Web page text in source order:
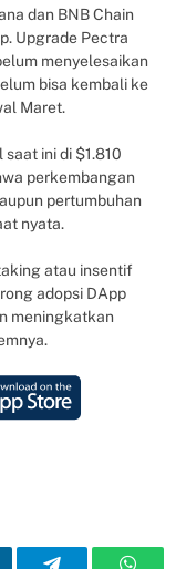
dan BNB Chain
Upgrade Pectra
menyelesaikan
bisa kembali ke
Maret.
ini di $1.810
perkembangan
pertumbuhan
nyata.
atau insentif
adopsi DApp
meningkatkan